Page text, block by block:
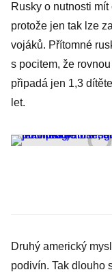
Rusky o nutnosti
protože jen tak lze
vojáků. Přítomné
s pocitem, že
připadá jen 1,3
let.
Druhý americký
podivín. Tak dlouho